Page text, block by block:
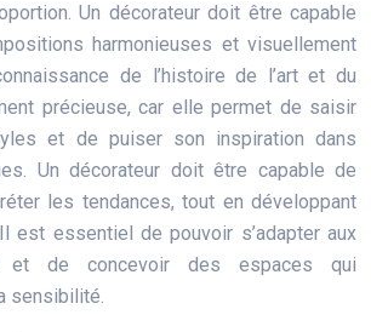
Un décorateur doit être capable
harmonieuses et visuellement
de l’histoire de l’art et du
précieuse, car elle permet de saisir
et de puiser son inspiration dans
Un décorateur doit être capable de
les tendances, tout en développant
est essentiel de pouvoir s’adapter aux
de concevoir des espaces qui
sensibilité.